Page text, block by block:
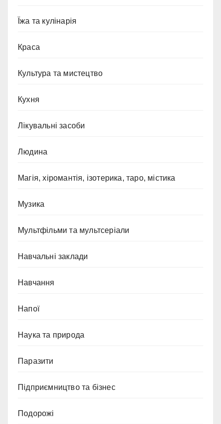
Їжа та кулінарія
Краса
Культура та мистецтво
Кухня
Лікувальні засоби
Людина
Магія, хіромантія, ізотерика, таро, містика
Музика
Мультфільми та мультсеріали
Навчальні заклади
Навчання
Напої
Наука та природа
Паразити
Підприємництво та бізнес
Подорожі